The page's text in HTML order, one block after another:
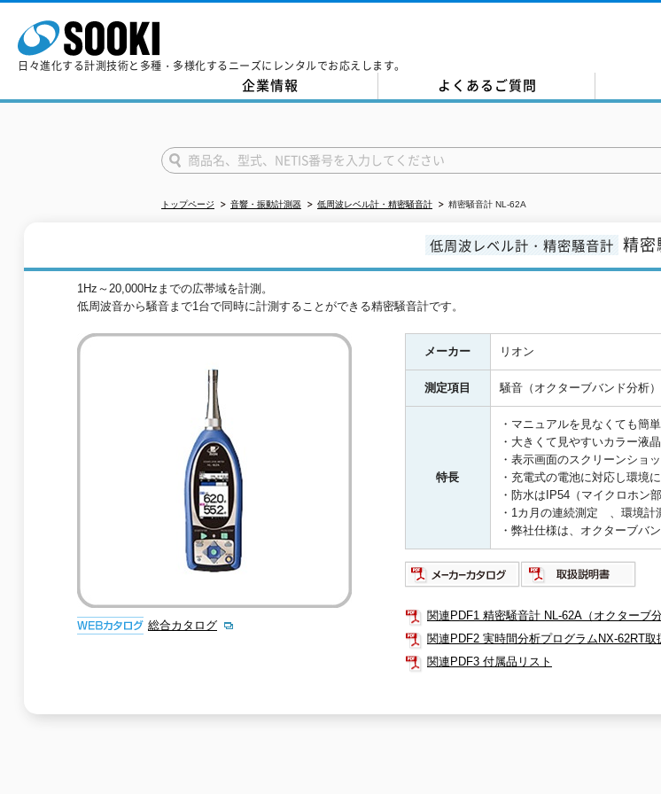
日々進化する計測技術と多種・多様化するニーズにレンタルでお応えします。
企業情報 よくあるご質問
トップページ 音響・振動計測器 低周波レベル計・精密騒音計 精密騒音計 NL-62A
低周波レベル計・精密騒音計 精
1Hz～20,000Hzまでの広帯域を計測。
低周波音から騒音まで1台で同時に計測することができる精密騒音計です。
総合カタログ
メーカー リオン
測定項目 騒音（オクターブバンド分析）
特長
・マニュアルを見なくても簡
・大きくて見やすいカラー液晶
・表示画面のスクリーンショ
・充電式の電池に対応し環境
・防水はIP54（マイクロホン部
・1カ月の連続測定 、環境計
・弊社仕様は、オクターブバ
関連PDF1 精密騒音計 NL-62A（オクターブ
関連PDF2 実時間分析プログラムNX-62RT取
関連PDF3 付属品リスト